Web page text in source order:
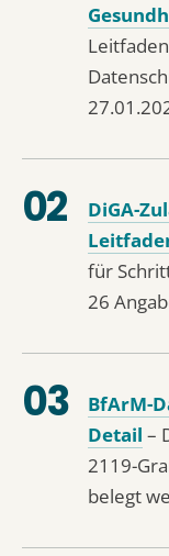
DiGA-
für
26
BfArM-
Detail –
2119-
belegt